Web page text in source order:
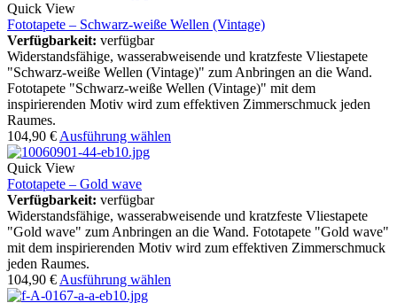
Quick View
Fototapete – Schwarz-weiße Wellen (Vintage)
Verfügbarkeit: verfügbar
Widerstandsfähige, wasserabweisende und kratzfeste Vliestapete
"Schwarz-weiße Wellen (Vintage)" zum Anbringen an die Wand.
Fototapete "Schwarz-weiße Wellen (Vintage)" mit dem
inspirierenden Motiv wird zum effektiven Zimmerschmuck jeden
Raumes.
104,90 € Ausführung wählen
Quick View
Fototapete – Gold wave
Verfügbarkeit: verfügbar
Widerstandsfähige, wasserabweisende und kratzfeste Vliestapete
"Gold wave" zum Anbringen an die Wand. Fototapete "Gold wave"
mit dem inspirierenden Motiv wird zum effektiven Zimmerschmuck
jeden Raumes.
104,90 € Ausführung wählen